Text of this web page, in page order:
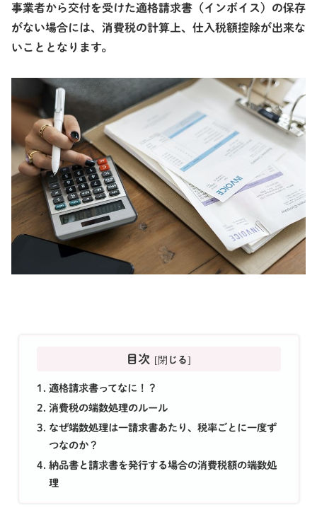
事業者から交付を受けた適格請求書（インボイス）の保存
がない場合には、消費税の計算上、仕入税額控除が出来な
いこととなります。
目次
適格請求書ってなに！？
消費税の端数処理のルール
なぜ端数処理は一請求書あたり、税率ごとに一度ず
つなのか？
納品書と請求書を発行する場合の消費税額の端数処
理